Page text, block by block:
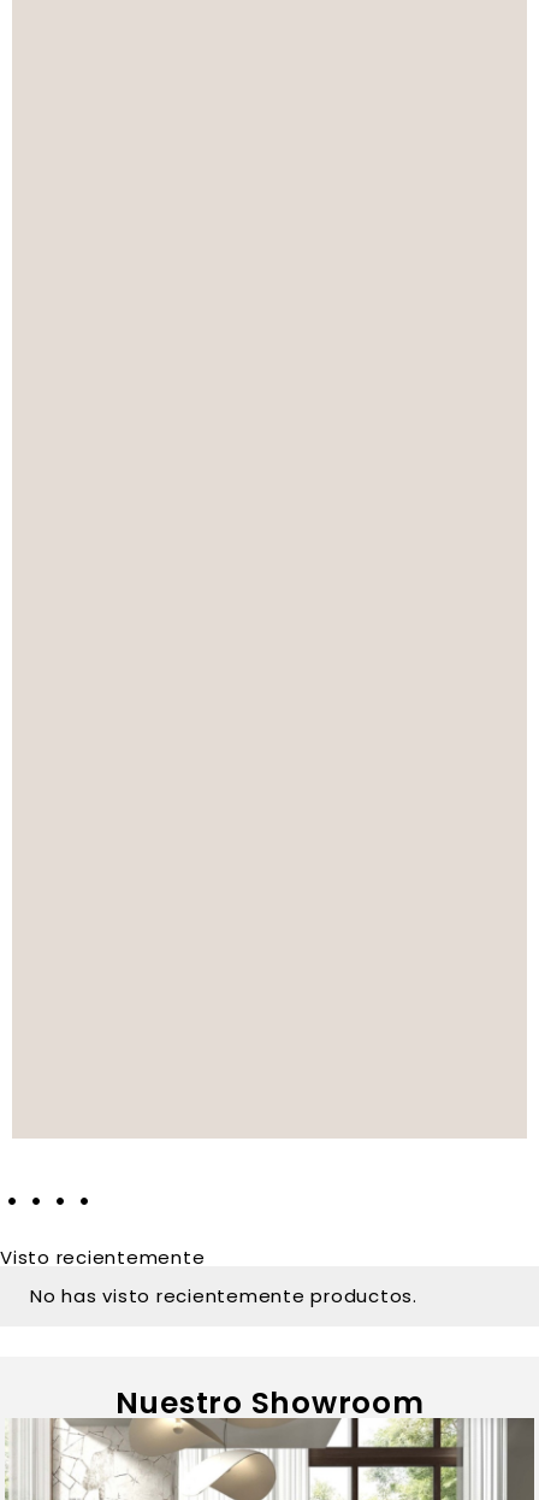
Visto recientemente
No has visto recientemente productos.
Nuestro Showroom